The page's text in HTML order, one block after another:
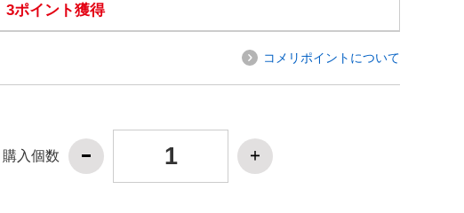
3ポイント獲得
コメリポイントについて
購入個数